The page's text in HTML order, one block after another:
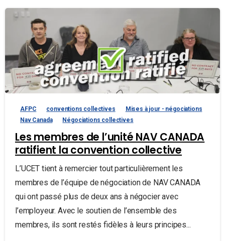
AFPC conventions collectives
Mises à jour - négociations
Nav Canada
Négociations collectives
Les membres de l’unité NAV CANADA
ratifient la convention collective
L’UCET tient à remercier tout particulièrement les
membres de l’équipe de négociation de NAV CANADA
qui ont passé plus de deux ans à négocier avec
l’employeur. Avec le soutien de l’ensemble des
membres, ils sont restés fidèles à leurs principes...